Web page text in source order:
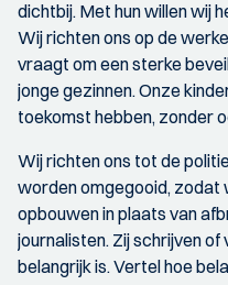
dichtbij. Met hun willen wij
Wij richten ons op de
vraagt om een sterke
jonge gezinnen. Onze
toekomst hebben, zonder
Wij richten ons tot de
worden omgegooid, zodat
opbouwen in plaats van
journalisten. Zij schrijven
belangrijk is. Vertel hoe